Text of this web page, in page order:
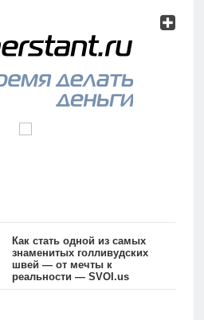
Как стать одной из самых
знаменитых голливудских
швей — от мечты к
реальности — SVOI.us
10555